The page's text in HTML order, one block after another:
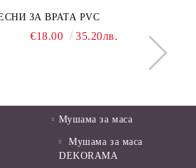
ЗА ВРАТА PVC
€18.00 35.20лв.
Мушама за маса
Мушама за маса
DEKORAMA